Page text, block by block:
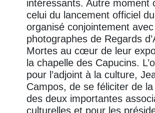
intéressants. Autre moment
celui du lancement officiel
organisé conjointement
photographes de Regards
Mortes au cœur de leur
la chapelle des Capucins.
pour l’adjoint à la culture,
Campos, de se féliciter de
des deux importantes
culturelles et pour les